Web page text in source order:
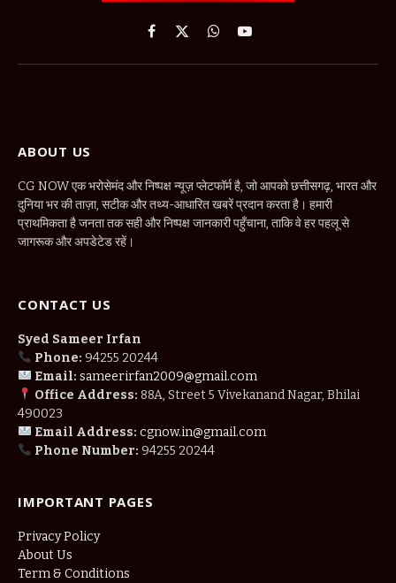
Facebook
X
WhatsApp
YouTube
ABOUT US
CG NOW एक भरोसेमंद और निष्पक्ष न्यूज़ प्लेटफॉर्म है, जो आपको छत्तीसगढ़, भारत और
दुनिया भर की ताज़ा, सटीक और तथ्य-आधारित खबरें प्रदान करता है। हमारी
प्राथमिकता है जनता तक सही और निष्पक्ष जानकारी पहुँचाना, ताकि वे हर पहलू से
जागरूक और अपडेटेड रहें।
CONTACT US
Syed Sameer Irfan
Phone: 94255 20244
Email: sameerirfan2009@gmail.com
Office Address: 88A, Street 5 Vivekanand Nagar, Bhilai
490023
Email Address: cgnow.in@gmail.com
Phone Number: 94255 20244
IMPORTANT PAGES
Privacy Policy
About Us
Term & Conditions